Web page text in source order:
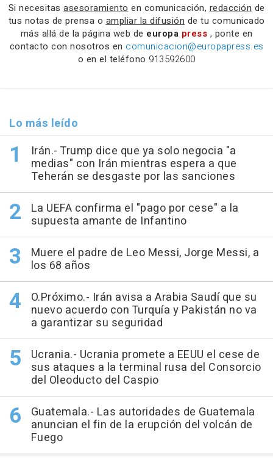
Si necesitas asesoramiento en comunicación, redacción de
tus notas de prensa o ampliar la difusión de tu comunicado
más allá de la página web de europa press , ponte en
contacto con nosotros en comunicacion@europapress.es
o en el teléfono 913592600
Lo más leído
Irán.- Trump dice que ya solo negocia "a
medias" con Irán mientras espera a que
Teherán se desgaste por las sanciones
La UEFA confirma el "pago por cese" a la
supuesta amante de Infantino
Muere el padre de Leo Messi, Jorge Messi, a
los 68 años
O.Próximo.- Irán avisa a Arabia Saudí que su
nuevo acuerdo con Turquía y Pakistán no va
a garantizar su seguridad
Ucrania.- Ucrania promete a EEUU el cese de
sus ataques a la terminal rusa del Consorcio
del Oleoducto del Caspio
Guatemala.- Las autoridades de Guatemala
anuncian el fin de la erupción del volcán de
Fuego